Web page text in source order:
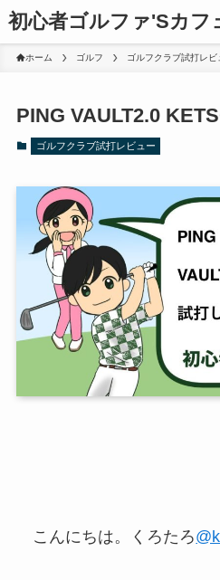
初心者ゴルファ'Sカフ
ホーム ゴルフ ゴルフクラブ試打レビ
PING VAULT2.0
ゴルフクラブ試打レビュー
こんにちは。くろたろ